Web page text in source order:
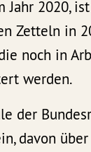
2020,
Zetteln in
noch in
werden.
der
davon